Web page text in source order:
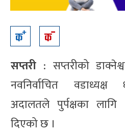
सप्तरी : सप्तरीको
नवनिर्वाचित वडाध्यक्ष
अदालतले पुर्पक्षका
दिएको छ ।